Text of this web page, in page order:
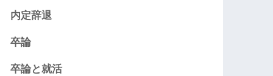
内定辞退
卒論
卒論と就活